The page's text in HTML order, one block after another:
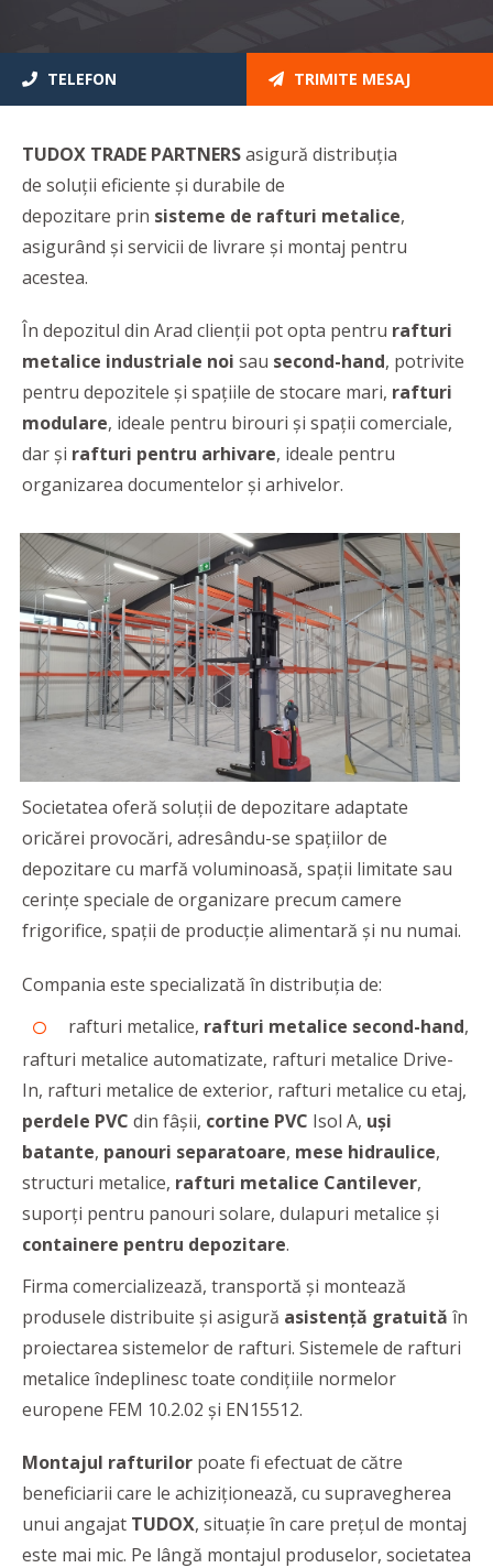
TELEFON TRIMITE MESAJ
TUDOX TRADE PARTNERSasigură distribuția
de soluții eficiente și durabile de
depozitare prin sisteme de rafturi metalice,
asigurând şi servicii de livrare și montaj pentru
acestea.
În depozitul din Arad clienţii pot opta pentru rafturi
metalice industriale noi sau second-hand, potrivite
pentru depozitele și spațiile de stocare mari, rafturi
modulare, ideale pentru birouri și spații comerciale,
dar și rafturi pentru arhivare, ideale pentru
organizarea documentelor și arhivelor.
Societatea oferă soluții de depozitare adaptate
oricărei provocări, adresându-se spaţiilor de
depozitare cu marfă voluminoasă, spații limitate sau
cerințe speciale de organizare precum camere
frigorifice, spaţii de producţie alimentară şi nu numai.
Compania este specializată în distribuția de:
rafturi metalice, rafturi metalice second-hand,
rafturi metalice automatizate, rafturi metalice Drive-
In, rafturi metalice de exterior, rafturi metalice cu etaj,
perdele PVC din fâșii, cortine PVC Isol A, uși
batante, panouri separatoare, mese hidraulice,
structuri metalice, rafturi metalice Cantilever,
suporți pentru panouri solare, dulapuri metalice şi
containere pentru depozitare.
Firma comercializează, transportă și montează
produsele distribuite și asigură asistență gratuită în
proiectarea sistemelor de rafturi. Sistemele de rafturi
metalice îndeplinesc toate condiţiile normelor
europene FEM 10.2.02 și EN15512.
Montajul rafturilor poate fi efectuat de către
beneficiarii care le achiziționează, cu supravegherea
unui angajat TUDOX, situație în care prețul de montaj
este mai mic. Pe lângă montajul produselor, societatea